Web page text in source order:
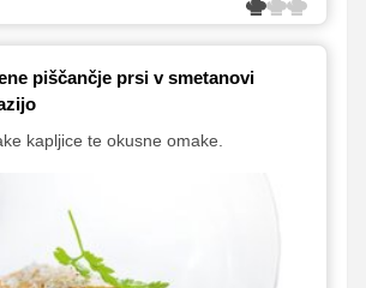
piščančje prsi v smetanovi
kapljice te okusne omake.